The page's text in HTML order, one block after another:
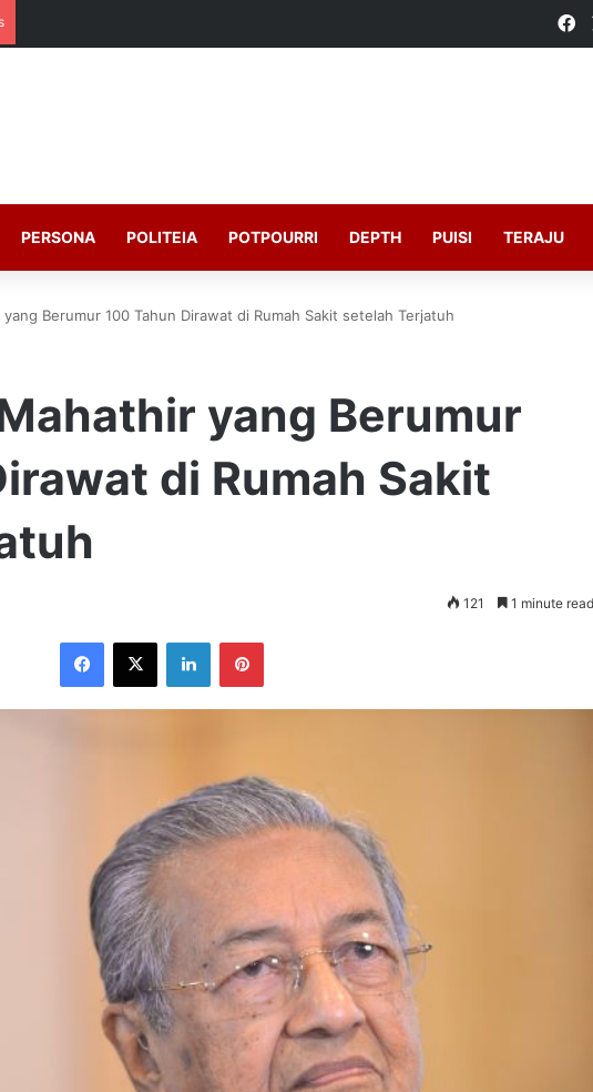
PERSONA POLITEIA POTPOURRI DEPTH PUISI TERAJU
Berumur 100 Tahun Dirawat di Rumah Sakit setelah Terjatuh
yang Berumur
di Rumah Sakit
121 1 minute read
Facebook
X LinkedInPinterest